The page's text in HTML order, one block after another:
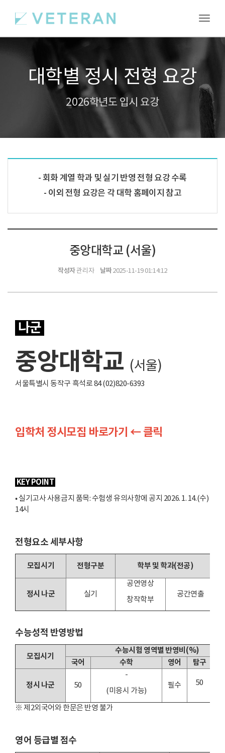
대학별 정시 전형 요강
2026학년도 입시 요강
회화 계열 학과 및 실기 반영 전형 요강 수록
이외 전형 요강은 각 대학 홈페이지 참고
중앙대학교 (서울)
작성자관리자 날짜2025-11-19 01:14:12
나군
중앙대학교 (서울)
서울특별시 동작구 흑석로 84 (02)820-6393
입학처 정시모집 바로가기 ← 클릭
KEY POINT
• 실기고사 사용금지 품목: 수험생 유의사항에 공지 2026. 1. 14.(수)
14시
전형요소 세부사항
모집시기 전형구분 학부 및 학과(전공)
정시 나군 실기
공연영상
창작학부
공간연출
수능성적 반영방법
모집시기
수능시험 영역별 반영비(%)
국어
수학 영어 탐구
정시 나군 50
-
(미응시 가능)
필수 50
※ 제2외국어와 한문은 반영 불가
영어 등급별 점수